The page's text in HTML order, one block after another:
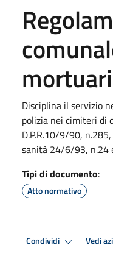
Disciplina il servizio
polizia nei cimiteri di
D.P.R.10/9/90,
sanità 24/6/93, n.24
Tipi di documento:
Atto normativo
Condividi Vedi